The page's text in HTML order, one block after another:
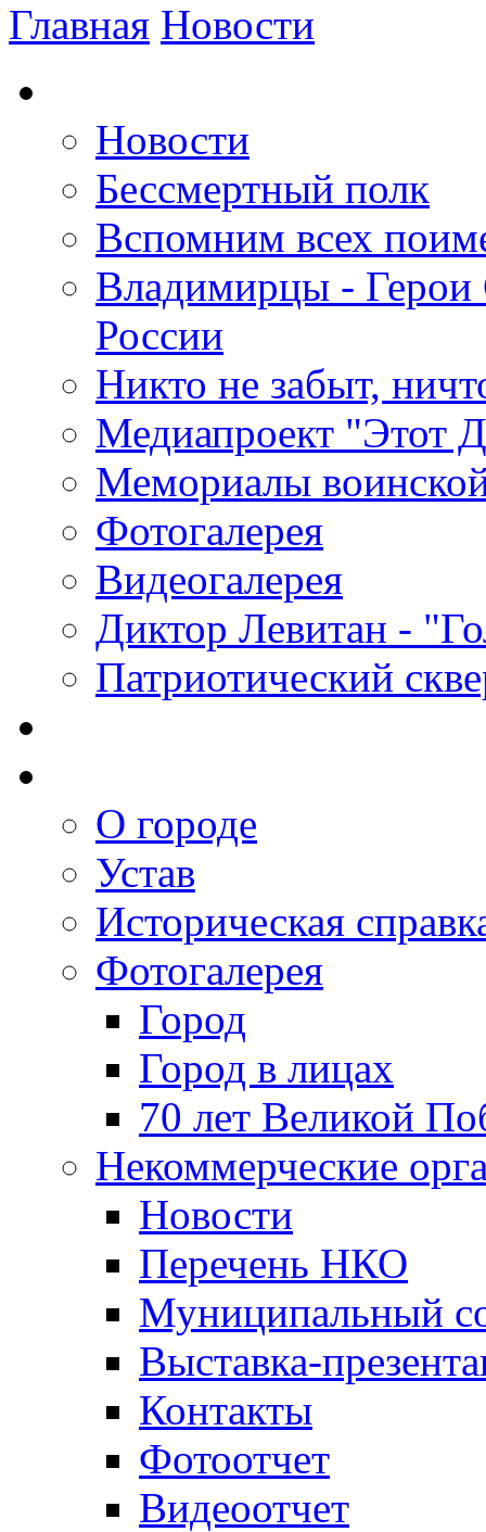
Главная Новости
Новости
Бессмертный полк
Вспомним всех
Владимирцы - Герои
России
Никто не забыт,
Медиапроект "Этот
Мемориалы
Фотогалерея
Видеогалерея
Диктор Левитан -
Патриотический
О городе
Устав
Историческая
Фотогалерея
Город
Город в лицах
70 лет Великой
Некоммерческие
Новости
Перечень НКО
Муниципальный
Выставка-
Контакты
Фотоотчет
Видеоотчет